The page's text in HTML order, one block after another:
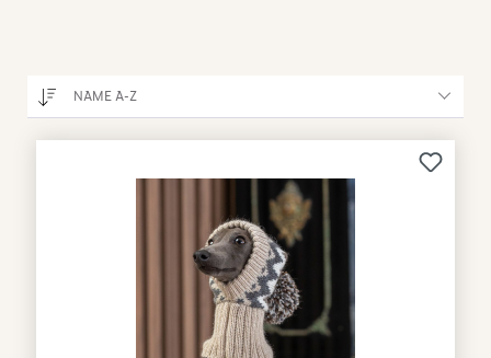
NAME A-Z